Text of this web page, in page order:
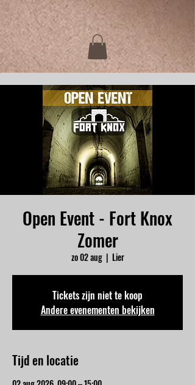
Open Event - Fort Knox
Zomer
zo 02 aug
  |
Lier
Tickets zijn niet te koop
Andere evenementen bekijken
Tijd en locatie